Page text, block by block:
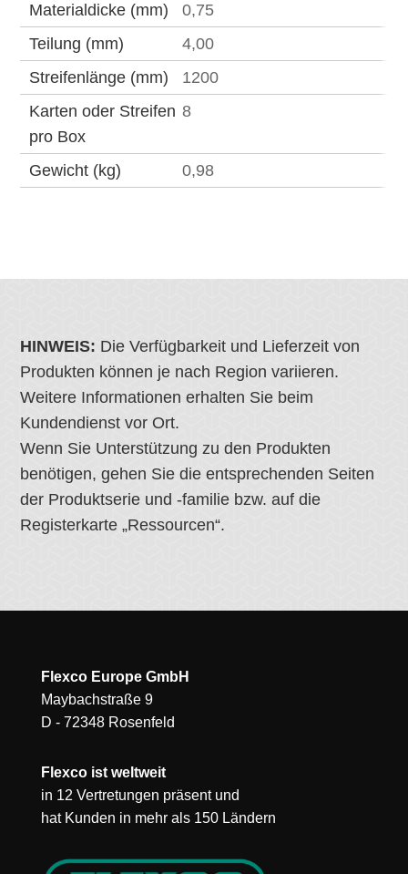
Materialdicke (mm)
0,75
Teilung (mm)
4,00
Streifenlänge (mm)
1200
Karten oder Streifen
pro Box
8
Gewicht (kg) 0,98
HINWEIS: Die Verfügbarkeit und Lieferzeit von
Produkten können je nach Region variieren.
Weitere Informationen erhalten Sie beim
Kundendienst vor Ort.
Wenn Sie Unterstützung zu den Produkten
benötigen, gehen Sie die entsprechenden Seiten
der Produktserie und -familie bzw. auf die
Registerkarte „Ressourcen“.
Flexco Europe GmbH
Maybachstraße 9
D - 72348 Rosenfeld
Flexco ist weltweit
in 12 Vertretungen präsent und
hat Kunden in mehr als 150 Ländern